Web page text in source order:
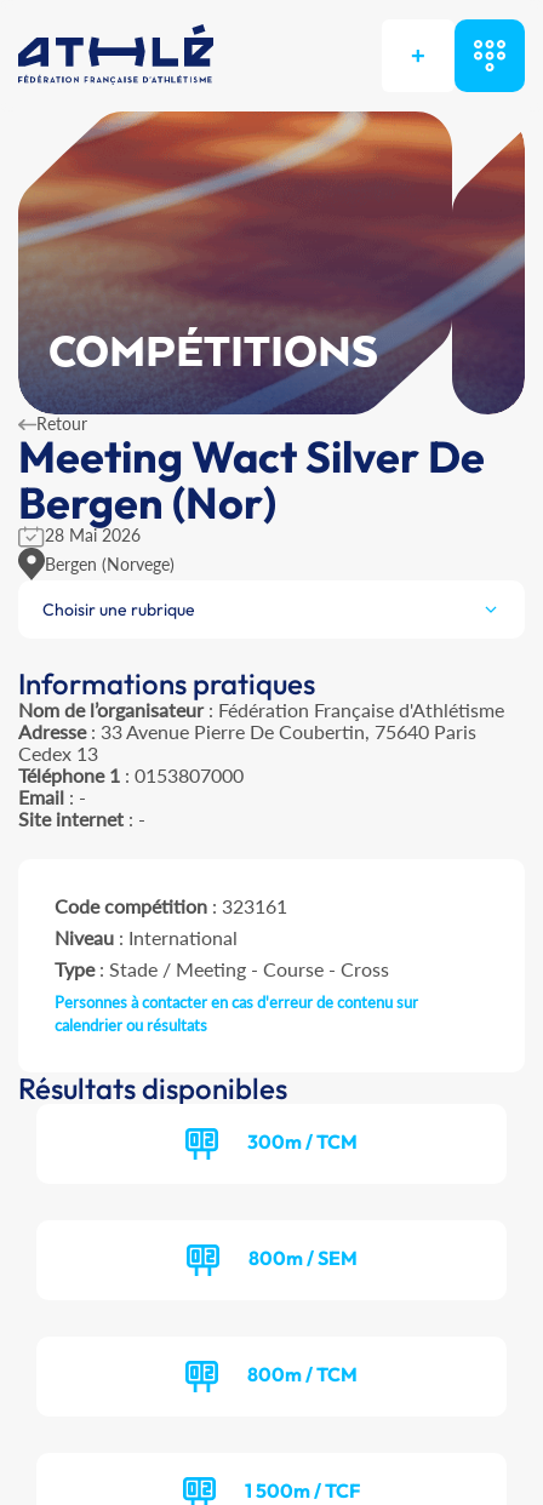
+
COMPÉTITIONS
Retour
Meeting Wact Silver De
Bergen (Nor)
28 Mai 2026
Bergen (Norvege)
Choisir une rubrique
Informations pratiques
Nom de l’organisateur: Fédération Française d'Athlétisme
Adresse: 33 Avenue Pierre De Coubertin, 75640 Paris
Cedex 13
Téléphone 1 : 0153807000
Email : -
Site internet : -
Code compétition : 323161
Niveau : International
Type: Stade / Meeting - Course - Cross
Personnes à contacter en cas d'erreur de contenu sur
calendrier ou résultats
Résultats disponibles
300m / TCM
800m / SEM
800m / TCM
1 500m / TCF